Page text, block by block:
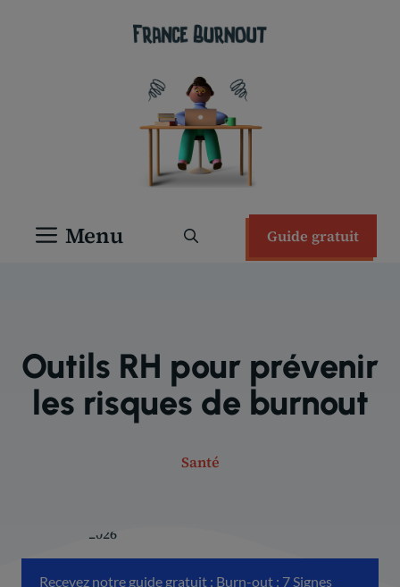
Menu Guide gratuit
Outils RH pour prévenir
les risques de burnout
Santé
21 janvier 2026